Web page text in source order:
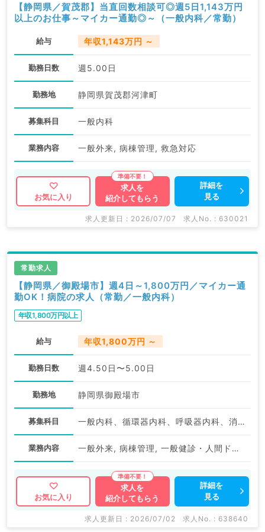
【静岡県／賀茂郡】当直回数相談可◎週5日1,143万円
以上のお仕事～マイカー通勤◎～（一般内科／常勤）
給与 年収1,143万円 ～
勤務日数 週5.00日
勤務地 静岡県賀茂郡河津町
募集科目 一般内科
業務内容 一般外来, 病棟管理, 救急対応
お気に入り
求人を
紹介してもらう
詳細を
見る
求人更新日 : 2026/07/07 求人No. : 630021
常勤求人
【静岡県／御殿場市】週4日～1,800万円／マイカー通
勤OK！病院の求人（常勤／一般内科）
年収1,800万円以上
給与 年収1,800万円 ～
勤務日数 週4.50日〜5.00日
勤務地 静岡県御殿場市
募集科目 一般内科、循環器内科、呼吸器内科、消化器内科、内分泌・代謝内科
業務内容 一般外来, 病棟管理, 一般健診・人間ドック
お気に入り
求人を
紹介してもらう
詳細を
見る
求人更新日 : 2026/07/02 求人No. : 638640